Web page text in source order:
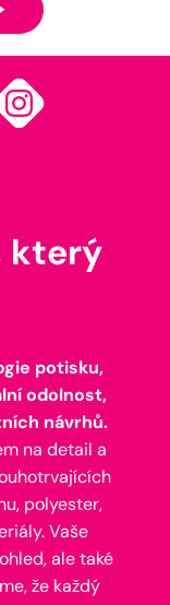
který
potisku,
odolnost,
návrhů.
na detail a
polyester,
Vaše
ale také
že každý